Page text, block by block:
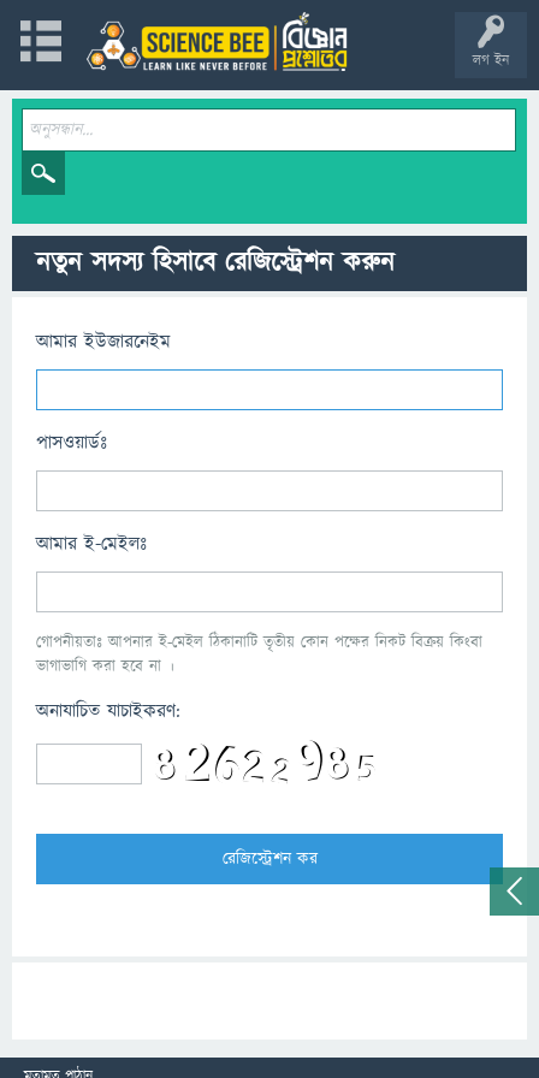
লগ ইন
নতুন সদস্য হিসাবে রেজিস্ট্রেশন করুন
আমার ইউজারনেইম
পাসওয়ার্ডঃ
আমার ই-মেইলঃ
গোপনীয়তাঃ আপনার ই-মেইল ঠিকানাটি তৃতীয় কোন পক্ষের নিকট বিক্রয় কিংবা
ভাগাভাগি করা হবে না ।
অনাযাচিত যাচাইকরণ: